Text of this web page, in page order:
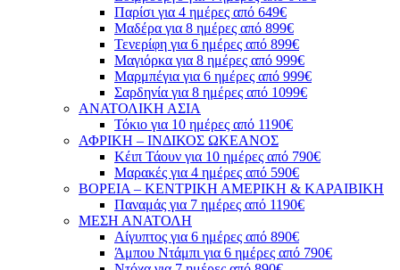
Παρίσι για 4 ημέρες από 649€
Μαδέρα για 8 ημέρες από 899€
Τενερίφη για 6 ημέρες από 899€
Μαγιόρκα για 8 ημέρες από 999€
Μαρμπέγια για 6 ημέρες από 999€
Σαρδηνία για 8 ημέρες από 1099€
ΑΝΑΤΟΛΙΚΗ ΑΣΙΑ
Τόκιο για 10 ημέρες από 1190€
ΑΦΡΙΚΗ – ΙΝΔΙΚΟΣ ΩΚΕΑΝΟΣ
Κέιπ Τάουν για 10 ημέρες από 790€
Μαρακές για 4 ημέρες από 590€
ΒΟΡΕΙΑ – ΚΕΝΤΡΙΚΗ ΑΜΕΡΙΚΗ & ΚΑΡΑΙΒΙΚΗ
Παναμάς για 7 ημέρες από 1190€
ΜΕΣΗ ΑΝΑΤΟΛΗ
Αίγυπτος για 6 ημέρες από 890€
Άμπου Ντάμπι για 6 ημέρες από 790€